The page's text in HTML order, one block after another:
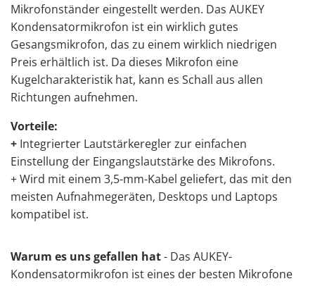
Mikrofonständer eingestellt werden. Das AUKEY
Kondensatormikrofon ist ein wirklich gutes
Gesangsmikrofon, das zu einem wirklich niedrigen
Preis erhältlich ist. Da dieses Mikrofon eine
Kugelcharakteristik hat, kann es Schall aus allen
Richtungen aufnehmen.
Vorteile:
+ Integrierter Lautstärkeregler zur einfachen
Einstellung der Eingangslautstärke des Mikrofons.
+ Wird mit einem 3,5-mm-Kabel geliefert, das mit den
meisten Aufnahmegeräten, Desktops und Laptops
kompatibel ist.
Warum es uns gefallen hat- Das AUKEY-
Kondensatormikrofon ist eines der besten Mikrofone